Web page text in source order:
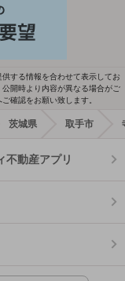
する情報を合わせて表示してお
開時より内容が異なる場合がご
確認をお願い致します。
茨城県 取手市
不動産アプリ